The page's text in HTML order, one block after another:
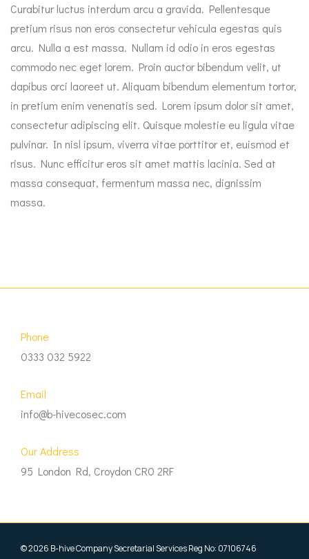
Curabitur luctus interdum arcu a gravida. Pellentesque
pretium risus non eros consectetur vehicula egestas quis
arcu. Nulla a est massa. Nullam id odio in eros egestas
commodo nec eget lorem. Proin auctor bibendum velit, ut
dapibus orci laoreet ut. Aliquam bibendum elementum tortor,
in pretium enim venenatis sed. Lorem ipsum dolor sit amet,
consectetur adipiscing elit. Quisque molestie eu ligula vitae
pulvinar. In nisl ipsum, viverra vitae porttitor et, euismod et
risus. Nunc efficitur eros sit amet mattis lacinia. Sed at
massa consequat, fermentum massa nec, dignissim
massa.
Phone
0333 032 5922
Email
info@b-hivecosec.com
Our Address
95 London Rd, Croydon CR0 2RF
© 2026 B-hive Company Secretarial Services Reg No: 07106746